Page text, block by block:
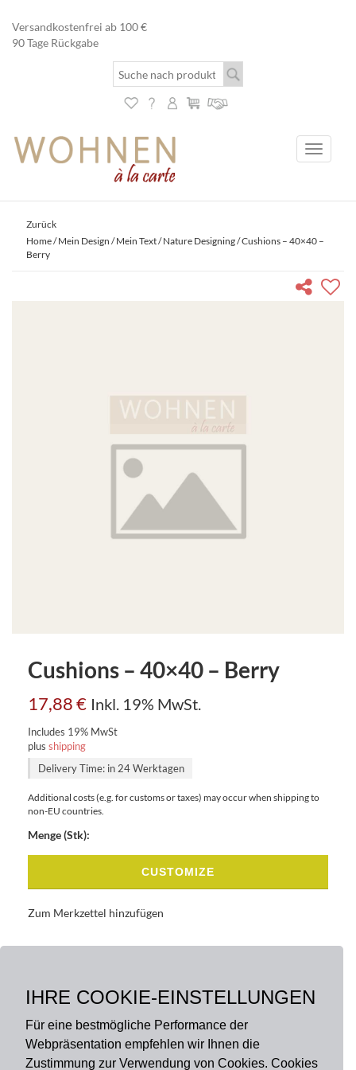
IHRE COOKIE-EINSTELLUNGEN
Für eine bestmögliche Performance der
Webpräsentation empfehlen wir Ihnen die
Zustimmung zur Verwendung von Cookies. Cookies
Versandkostenfrei ab 100 €
90 Tage Rückgabe
Toggle
Zurück
Home/Mein Design / Mein Text/Nature Designing/ Cushions – 40×40 –
Berry
Cushions – 40×40 – Berry
17,88€ Inkl. 19% MwSt.
Includes 19% MwSt
plus shipping
Delivery Time: in 24 Werktagen
Additional costs (e.g. for customs or taxes) may occur when shipping to
non-EU countries.
Menge (Stk):
CUSTOMIZE
Zum Merkzettel hinzufügen
BESCHREIBUNG